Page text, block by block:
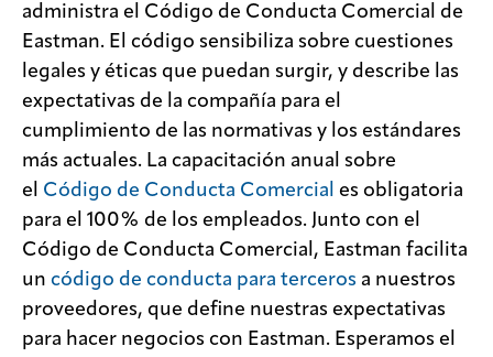
administra el Código de Conducta Comercial de
Eastman. El código sensibiliza sobre cuestiones
legales y éticas que puedan surgir, y describe las
expectativas de la compañía para el
cumplimiento de las normativas y los estándares
más actuales. La capacitación anual sobre
el Código de Conducta Comercial es obligatoria
para el 100% de los empleados. Junto con el
Código de Conducta Comercial, Eastman facilita
un código de conducta para terceros a nuestros
proveedores, que define nuestras expectativas
para hacer negocios con Eastman. Esperamos el